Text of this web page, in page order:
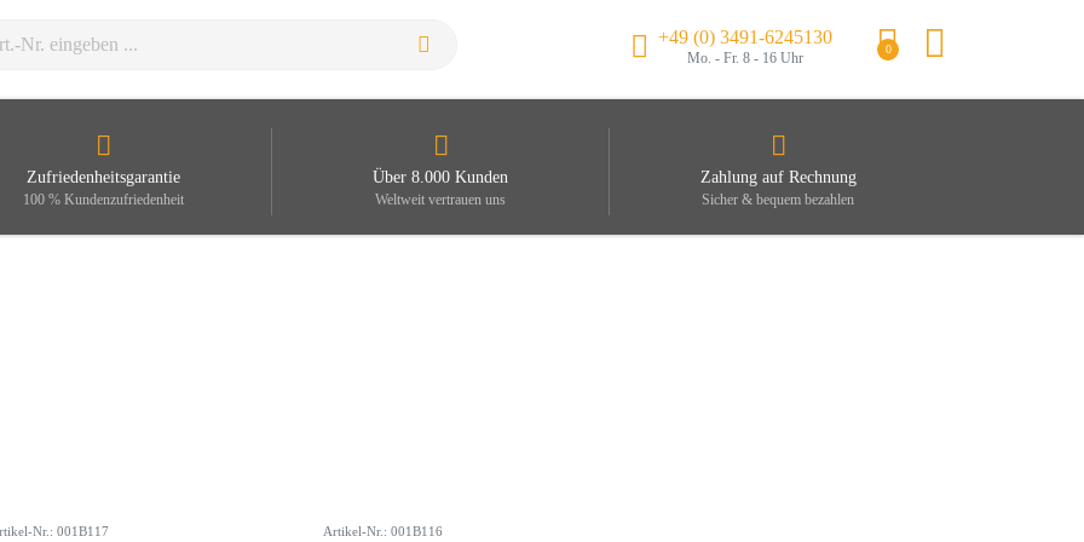
+49 (0) 3491-6245130
Mo. - Fr. 8 - 16 Uhr
0
Zufriedenheitsgarantie
100 % Kundenzufriedenheit
Über 8.000 Kunden
Weltweit vertrauen uns
Zahlung auf Rechnung
Sicher & bequem bezahlen
Nr.: 001B117 Artikel-Nr.: 001B116